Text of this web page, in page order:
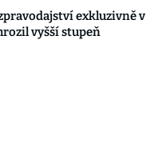
exkluzivně v
vyšší stupeň